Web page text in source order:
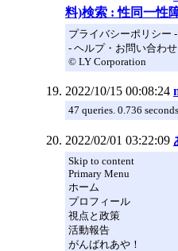
料)検索 : 性同一性
プライバシーポリシー
- ヘルプ・お問い合わせ
© LY Corporation
2022/10/15 00:08:24
47 queries. 0.736 seconds.
2022/02/01 03:22:09
Skip to content
Primary Menu
ホーム
プロフィール
視点と政策
活動報告
がんばれあや！